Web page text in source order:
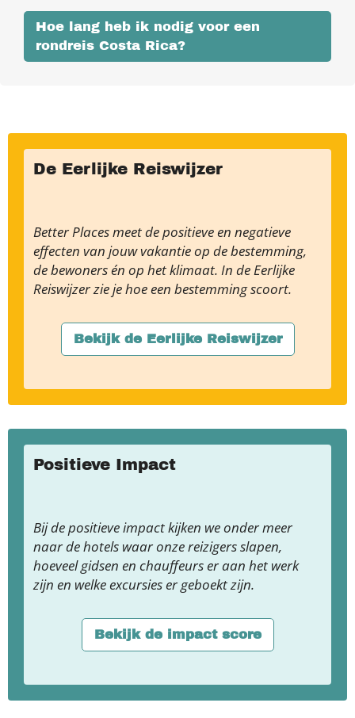
Hoe lang heb ik nodig voor een
rondreis Costa Rica?
De Eerlijke Reiswijzer
Better Places meet de positieve en negatieve
effecten van jouw vakantie op de bestemming,
de bewoners én op het klimaat. In de Eerlijke
Reiswijzer zie je hoe een bestemming scoort.
Bekijk de Eerlijke Reiswijzer
Positieve Impact
Bij de positieve impact kijken we onder meer
naar de hotels waar onze reizigers slapen,
hoeveel gidsen en chauffeurs er aan het werk
zijn en welke excursies er geboekt zijn.
Bekijk de impact score